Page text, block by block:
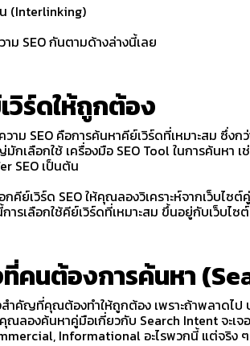
น (Interlinking)
ม SEO กันตามด้างล่างนี้เลย
วิร์ดให้ถูกต้อง
าม SEO คือการค้นหาคีย์เวิร์ดที่เหมาะสม ซึ่ง
กเลือกใช้ เครื่องมือ SEO Tool ในการค้นหา
SEO เป็นต้น
กคีย์เวิร์ด SEO ให้คุณลองวิเคราะห์จากเว็บไซ
ารเลือกใช้คีย์เวิร์ดที่เหมาะสม ขึ้นอยู่กับเว็บไซ
ที่คนต้องการค้นหา
ำคัญที่คุณต้องทำให้ถูกต้อง เพราะถ้าพลาดไ
ณลองค้นหาคู่มือเกี่ยวกับ Search Intent จะเจ
Informational อะไรพวกนี้ แต่จริง